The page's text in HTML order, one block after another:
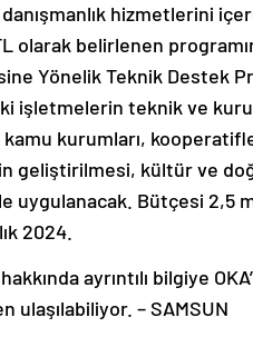
hizmetlerini
olarak belirlenen
Yönelik Teknik Destek
işletmelerin teknik ve
kamu kurumları,
geliştirilmesi, kültür ve
uygulanacak. Bütçesi 2,5
2024.
ayrıntılı bilgiye
ulaşılabiliyor. – SAMSUN